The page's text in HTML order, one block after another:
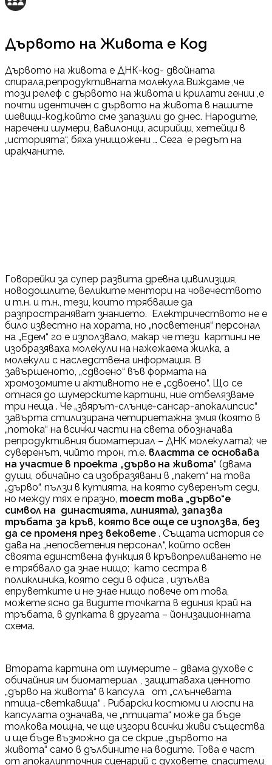
Дървото на Живота е Код
Дървото на живота е ДНК-код- двойната
спирала,репродуктивната молекула.Виждаме ,че
този релеф с дървото на живота и крилати гении ,е
почти идентичен с дървото на живота в нашите
шевици-код,който сме запазили до днес. Народите,
наречени шумери, вавилонци, асирийци, хетейци в
„историята“, бяха унищожени … Сега е редът на
иракчаните.
Говорейки за супер развита древна цивилизция,
новодошлите, великите ментори на човечеството
и т.н. и т.н., тези, които трябваше да
разпространяват знанието. Електричеството не е
било известно на хората, но „посветения“ персонал
на „Едем“ го е използвало, макар че тези картини не
изобразяваха молекули на нажежаема жилка, а
молекули с наследствена информация. В
завършеното, „сдвоено“ във формата на
хромозомите и активното не е „сдвоено“. Що се
отнася до шумерските картини, ние отбелязваме
три неща . Че „звярът-слънце-сансар-апокалипсис“
завърта стилизирана четириетажна змия (която в
„потока“ на всички части на света обозначава
репродуктивния биоматериал – ДНК молекулата); че
суверенът, чийто трон, т.е. властта се основава
на участие в проекта „дърво на живота“ (двама
души, обичайно са изобразявани в „пакет“ на това
„дърво“, пълзи в кутията, на която суверенът седи,
но между тях е празно, тоест това „дърво“е
символ на династията, линията), запазва
тръбата за кръв, която все още се използва, без
да се променя през вековете . Същата история се
дава на „непосветения персонал“, който освен
своята единствена функция в кръвопреливането не
е трябвало да знае нищо; като сестра в
поликлиника, която седи в офиса , изпълва
епруветките и не знае нищо повече от това,
можете ясно да видите точката в единия край на
тръбата, в дупката в другата – йонизационната
схема.
Втората картина от шумерите – двама духове с
обичайния им биоматериал , защитаваха ценното
„дърво на живота“ в капсула от „слънчевата
птица-светкавица“ . Рибарски костюми и люспи на
капсулата означава, че „птицата“ може да бъде
толкова мощна, че ще изгори всички живи същества
и ще бъде възможно да се скрие „дървото на
живота“ само в дълбините на водите. Това е част
от апокалипточния сценарий с духовете, спасители,